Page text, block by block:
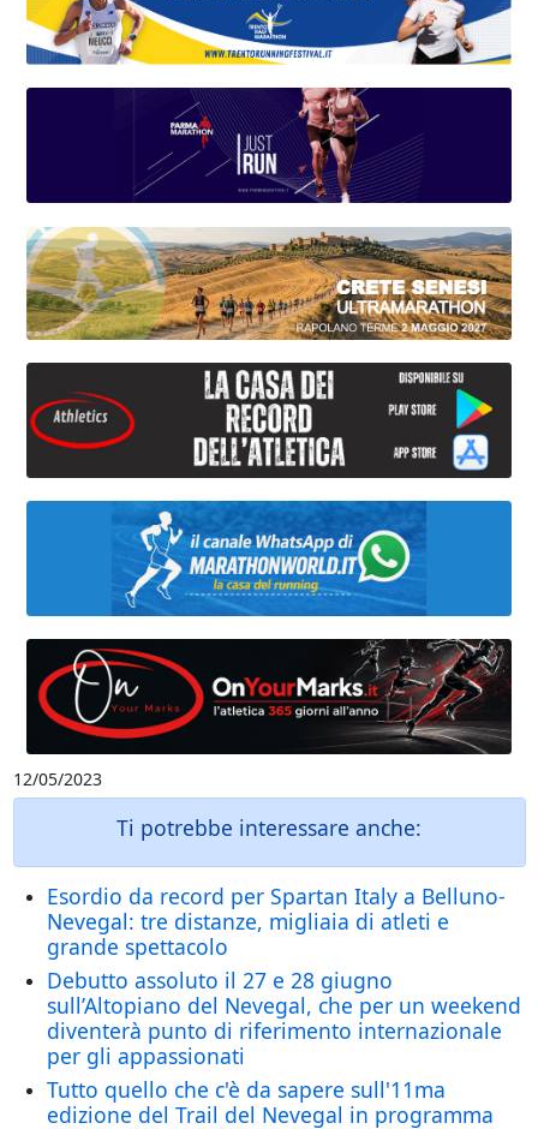
12/05/2023
Ti potrebbe interessare anche:
Esordio da record per Spartan Italy a Belluno-
Nevegal: tre distanze, migliaia di atleti e
grande spettacolo
Debutto assoluto il 27 e 28 giugno
sull’Altopiano del Nevegal, che per un weekend
diventerà punto di riferimento internazionale
per gli appassionati
Tutto quello che c'è da sapere sull'11ma
edizione del Trail del Nevegal in programma